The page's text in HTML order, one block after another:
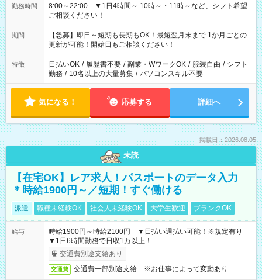
勤務時間
8:00～22:00 ▼1日4時間～ 10時～・11時～など、シフト希望
ご相談ください！
期間
【急募】即日～短期も長期もOK！最短翌月末まで 1か月ごとの
更新が可能！開始日もご相談ください！
特徴 日払いOK / 履歴書不要 / 副業・WワークOK / 服装自由 / シフト
勤務 / 10名以上の大量募集 / パソコンスキル不要
気になる！ 応募する 詳細へ
掲載日：2026.08.05
未読
【在宅OK】レア求人！パスポートのデータ入力
＊時給1900円～／短期！すぐ働ける
派遣 職種未経験OK 社会人未経験OK 大学生歓迎 ブランクOK
給与
時給1900円～時給2100円 ▼日払い週払い可能！※規定有り
▼1日6時間勤務で日収1万以上！
交通費別途支給あり
交通費 交通費一部別途支給 ※お仕事によって変動あり